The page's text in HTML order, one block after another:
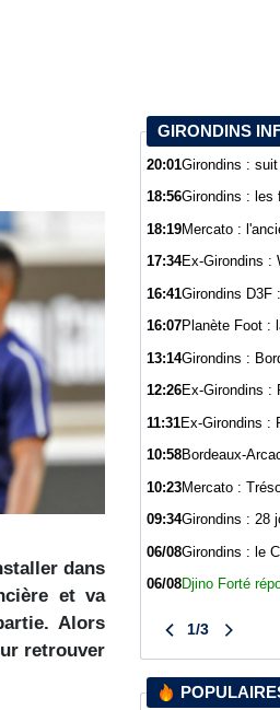
dans
et va
Alors
retrouver
GIRONDINS
20:01Girondins :
18:56Girondins : les
18:19Mercato :
17:34Ex-Girondins :
16:41Girondins D3F
16:07Planète Foot :
Gianni
13:14Girondins :
12:26Ex-Girondins :
11:31Ex-Girondins :
10:58Bordeaux-
10:23Mercato :
09:34Girondins : 28
06/08Girondins : le
06/08Djino Forté
1/3